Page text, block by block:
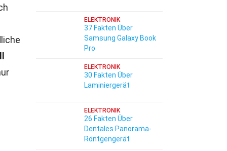
ELEKTRONIK
37 Fakten Über
Samsung Galaxy Book
Pro
ELEKTRONIK
30 Fakten Über
Laminiergerät
ELEKTRONIK
26 Fakten Über
Dentales Panorama-
Röntgengerät